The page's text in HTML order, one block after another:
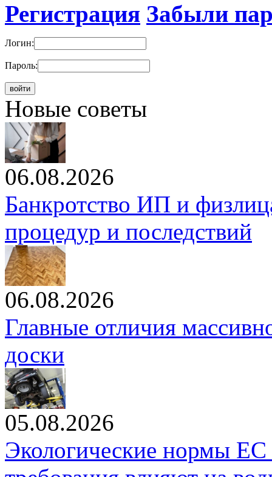
Регистрация Забыли
Логин:
Пароль:
Новые cоветы
06.08.2026
Банкротство ИП и
процедур и последствий
06.08.2026
Главные отличия
доски
05.08.2026
Экологические нормы